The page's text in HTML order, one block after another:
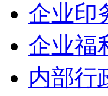
企业印
企业福
内部行